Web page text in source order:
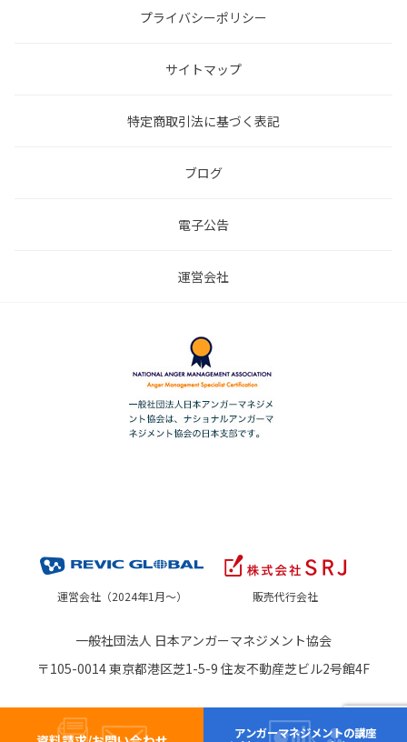
プライバシーポリシー
サイトマップ
特定商取引法に基づく表記
ブログ
電子公告
運営会社
アンガーマネジメントの講座